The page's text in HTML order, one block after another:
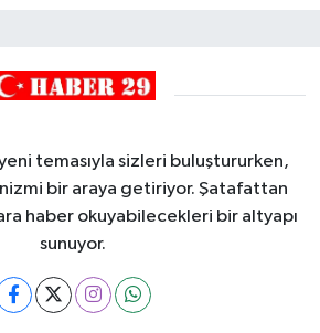
temasıyla sizleri buluştururken,
bir araya getiriyor. Şatafattan
haber okuyabilecekleri bir altyapı
sunuyor.